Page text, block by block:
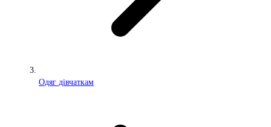
Одяг дівчаткам